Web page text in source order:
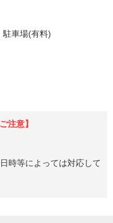
駐車場(有料)
注意】
時等によっては対応して